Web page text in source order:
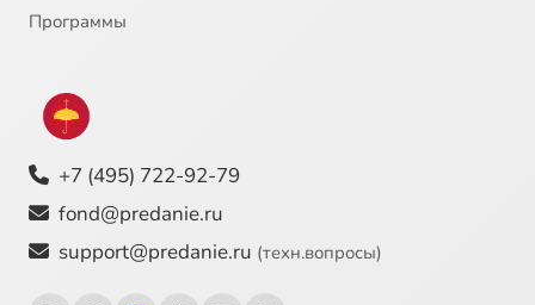
Программы
+7 (495) 722-92-79
fond@predanie.ru
support@predanie.ru (техн.вопросы)